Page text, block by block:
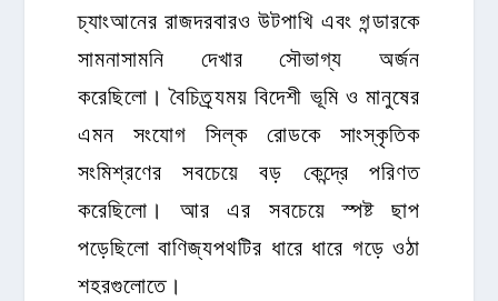
চ্যাংআনের রাজদরবারও উটপাখি এবং গন্ডারকে
সামনাসামনি দেখার সৌভাগ্য অর্জন
করেছিলো। বৈচিত্র্যময় বিদেশী ভূমি ও মানুষের
এমন সংযোগ সিল্ক রোডকে সাংস্কৃতিক
সংমিশ্রণের সবচেয়ে বড় কেন্দ্রে পরিণত
করেছিলো। আর এর সবচেয়ে স্পষ্ট ছাপ
পড়েছিলো বাণিজ্যপথটির ধারে ধারে গড়ে ওঠা
শহরগুলোতে।